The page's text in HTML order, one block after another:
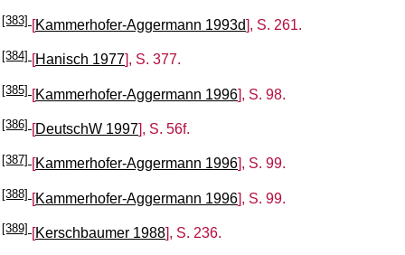
[383] [Kammerhofer-Aggermann 1993d], S. 261.
[384] Hanisch 1977 ], S. 377.
[385] [Kammerhofer-Aggermann 1996], S. 98.
[386] [DeutschW 1997], S. 56f.
[387] Kammerhofer-Aggermann 1996 ], S. 99.
[388] [Kammerhofer-Aggermann 1996], S. 99.
[389] [Kerschbaumer 1988], S. 236.